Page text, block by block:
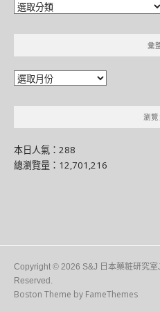
分
別
彙
彙
瀏
本日人氣：288
總瀏覽量：12,701,216
Copyright © 2026 S&J 日本藥粧研究
Reserved.
Boston Theme by FameThemes